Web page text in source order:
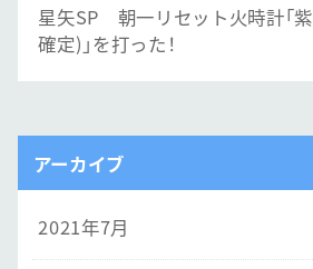
星矢SP 朝一リセット火時計「
確定)」を打った！
アーカイブ
2021年7月